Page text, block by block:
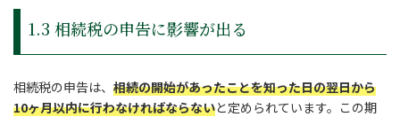
1.3 相続税の申告に影響が出る
相続税の申告は、 相続の開始があったことを知った日の翌日から
10ヶ月以内に行わなければならないと定められています。この期